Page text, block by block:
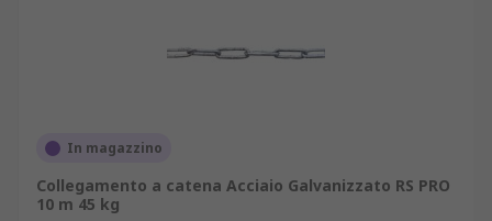
In magazzino
Collegamento a catena Acciaio Galvanizzato RS PRO
10 m 45 kg